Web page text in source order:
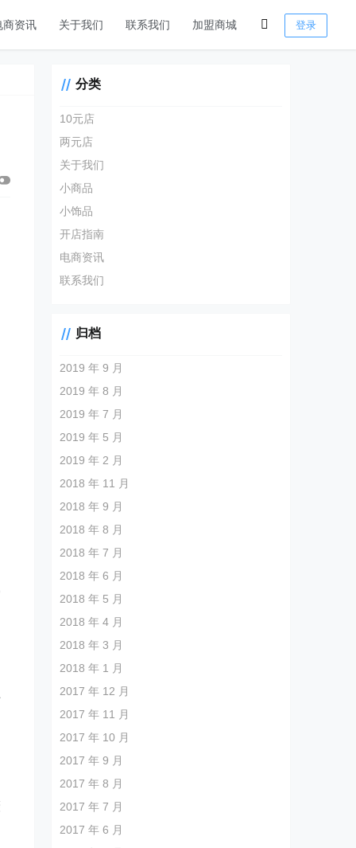
商资讯 关于我们 联系我们 加盟商城 登录
分类
10元店
两元店
关于我们
小商品
小饰品
开店指南
电商资讯
联系我们
归档
2019 年 9 月
2019 年 8 月
2019 年 7 月
2019 年 5 月
2019 年 2 月
2018 年 11 月
2018 年 9 月
2018 年 8 月
2018 年 7 月
2018 年 6 月
2018 年 5 月
2018 年 4 月
2018 年 3 月
2018 年 1 月
2017 年 12 月
2017 年 11 月
2017 年 10 月
2017 年 9 月
2017 年 8 月
2017 年 7 月
2017 年 6 月